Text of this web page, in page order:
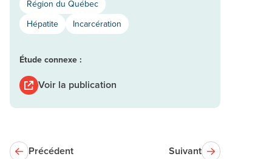
Région du Québec
Hépatite
Incarcération
Étude connexe :
Voir la publication
Précédent Suivant